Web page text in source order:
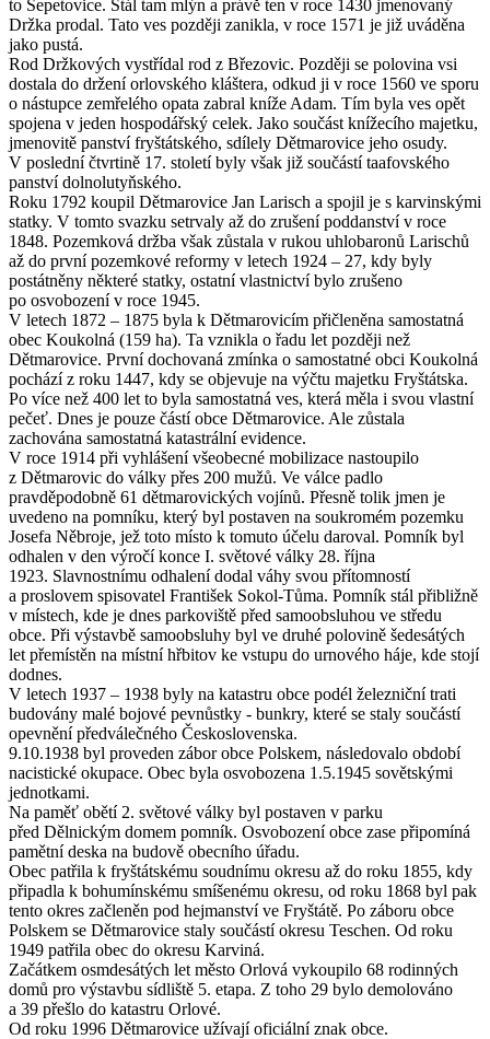
to Šepetovice. Stál tam mlýn a právě ten v roce 1430 jmenovaný
Držka prodal. Tato ves později zanikla, v roce 1571 je již uváděna
jako pustá.
Rod Držkových vystřídal rod z Březovic. Později se polovina vsi
dostala do držení orlovského kláštera, odkud ji v roce 1560 ve sporu
o nástupce zemřelého opata zabral kníže Adam. Tím byla ves opět
spojena v jeden hospodářský celek. Jako součást knížecího majetku,
jmenovitě panství fryštátského, sdílely Dětmarovice jeho osudy.
V poslední čtvrtině 17. století byly však již součástí taafovského
panství dolnolutyňského.
Roku 1792 koupil Dětmarovice Jan Larisch a spojil je s karvinskými
statky. V tomto svazku setrvaly až do zrušení poddanství v roce
1848. Pozemková držba však zůstala v rukou uhlobaronů Larischů
až do první pozemkové reformy v letech 1924 – 27, kdy byly
postátněny některé statky, ostatní vlastnictví bylo zrušeno
po osvobození v roce 1945.
V letech 1872 – 1875 byla k Dětmarovicím přičleněna samostatná
obec Koukolná (159 ha). Ta vznikla o řadu let později než
Dětmarovice. První dochovaná zmínka o samostatné obci Koukolná
pochází z roku 1447, kdy se objevuje na výčtu majetku Fryštátska.
Po více než 400 let to byla samostatná ves, která měla i svou vlastní
pečeť. Dnes je pouze částí obce Dětmarovice. Ale zůstala
zachována samostatná katastrální evidence.
V roce 1914 při vyhlášení všeobecné mobilizace nastoupilo
z Dětmarovic do války přes 200 mužů. Ve válce padlo
pravděpodobně 61 dětmarovických vojínů. Přesně tolik jmen je
uvedeno na pomníku, který byl postaven na soukromém pozemku
Josefa Něbroje, jež toto místo k tomuto účelu daroval. Pomník byl
odhalen v den výročí konce I. světové války 28. října
1923. Slavnostnímu odhalení dodal váhy svou přítomností
a proslovem spisovatel František Sokol-Tůma. Pomník stál přibližně
v místech, kde je dnes parkoviště před samoobsluhou ve středu
obce. Při výstavbě samoobsluhy byl ve druhé polovině šedesátých
let přemístěn na místní hřbitov ke vstupu do urnového háje, kde stojí
dodnes.
V letech 1937 – 1938 byly na katastru obce podél železniční trati
budovány malé bojové pevnůstky - bunkry, které se staly součástí
opevnění předválečného Československa.
9.10.1938 byl proveden zábor obce Polskem, následovalo období
nacistické okupace. Obec byla osvobozena 1.5.1945 sovětskými
jednotkami.
Na paměť obětí 2. světové války byl postaven v parku
před Dělnickým domem pomník. Osvobození obce zase připomíná
pamětní deska na budově obecního úřadu.
Obec patřila k fryštátskému soudnímu okresu až do roku 1855, kdy
připadla k bohumínskému smíšenému okresu, od roku 1868 byl pak
tento okres začleněn pod hejmanství ve Fryštátě. Po záboru obce
Polskem se Dětmarovice staly součástí okresu Teschen. Od roku
1949 patřila obec do okresu Karviná.
Začátkem osmdesátých let město Orlová vykoupilo 68 rodinných
domů pro výstavbu sídliště 5. etapa. Z toho 29 bylo demolováno
a 39 přešlo do katastru Orlové.
Od roku 1996 Dětmarovice užívají oficiální znak obce.